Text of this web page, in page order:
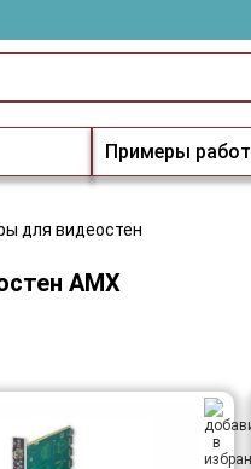
Примеры работ
для видеостен
AMX